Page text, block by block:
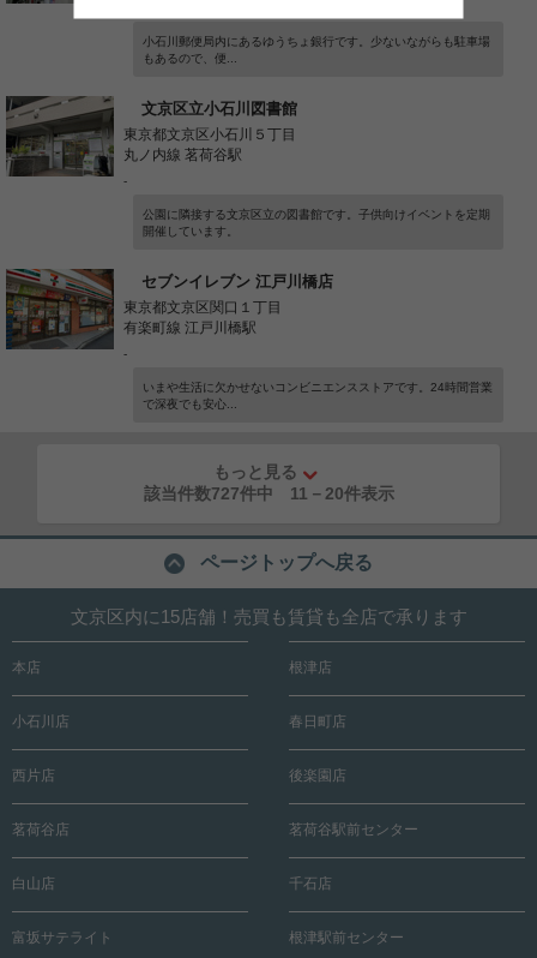
小石川郵便局内にあるゆうちょ銀行です。少ないながらも駐車場
もあるので、便...
文京区立小石川図書館
東京都文京区小石川５丁目
丸ノ内線 茗荷谷駅
-
公園に隣接する文京区立の図書館です。子供向けイベントを定期
開催しています。
セブンイレブン 江戸川橋店
東京都文京区関口１丁目
有楽町線 江戸川橋駅
-
いまや生活に欠かせないコンビニエンスストアです。24時間営業
で深夜でも安心...
もっと見る
該当件数727件中 11 － 20件表示
ページトップへ戻る
文京区内に15店舗！売買も賃貸も全店で承ります
本店 根津店
小石川店 春日町店
西片店 後楽園店
茗荷谷店 茗荷谷駅前センター
白山店 千石店
富坂サテライト 根津駅前センター